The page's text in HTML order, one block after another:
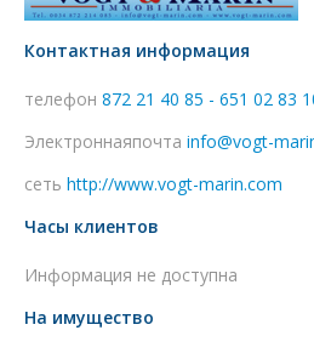
Контактная информация
телефон 872 21 40 85 - 651 02 83
Электроннаяпочта info@vogt-
сеть http://www.vogt-marin.com
Часы клиентов
Информация не доступна
На имущество